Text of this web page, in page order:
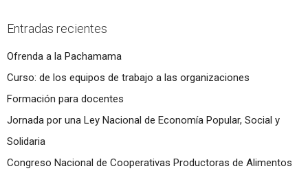
Entradas recientes
Ofrenda a la Pachamama
Curso: de los equipos de trabajo a las organizaciones
Formación para docentes
Jornada por una Ley Nacional de Economía Popular, Social y
Solidaria
Congreso Nacional de Cooperativas Productoras de Alimentos